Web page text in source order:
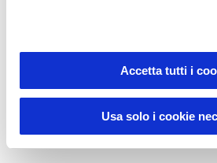
Accetta tutti i
Usa solo i cookie
Sustainable Living